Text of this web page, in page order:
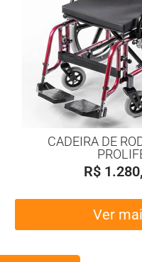
CADEIRA DE
R$
Ver